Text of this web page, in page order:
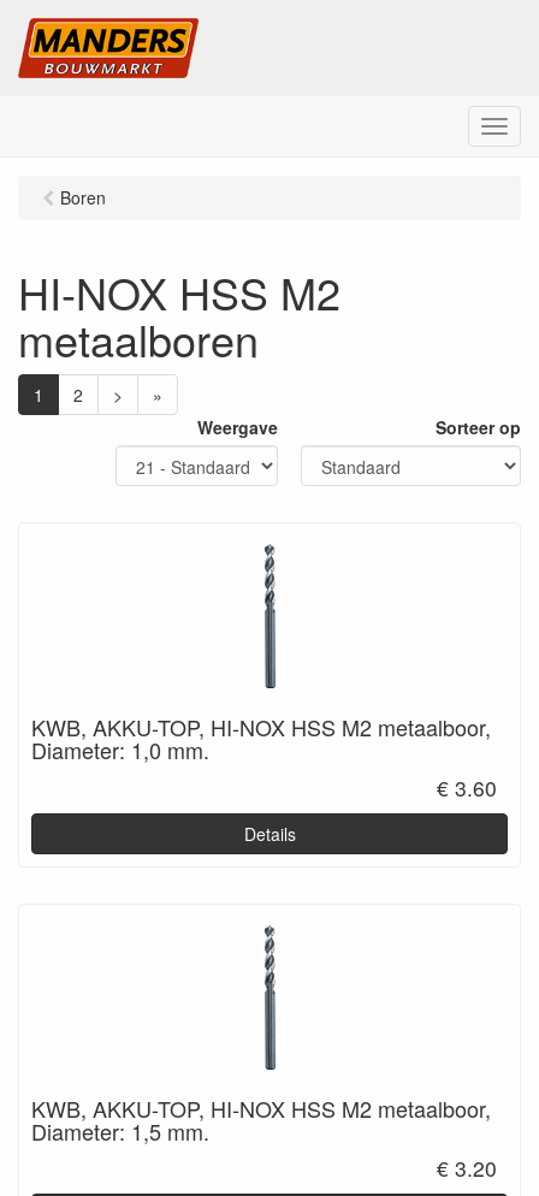
M
e
Boren
HI-NOX HSS M2
metaalboren
1 2 >
»
Weergave
Sorteer op
KWB, AKKU-TOP, HI-NOX HSS M2 metaalboor,
Diameter: 1,0 mm.
€ 3.60
Details
KWB, AKKU-TOP, HI-NOX HSS M2 metaalboor,
Diameter: 1,5 mm.
€ 3.20